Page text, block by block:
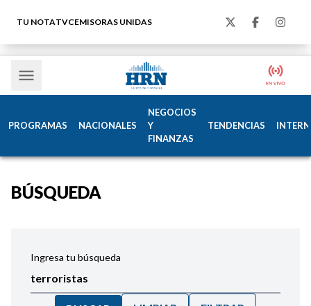
TU NOTATVCEMISORAS UNIDAS
PROGRAMAS NACIONALES
NEGOCIOS
Y
FINANZAS
TENDENCIAS
BÚSQUEDA
Ingresa tu búsqueda